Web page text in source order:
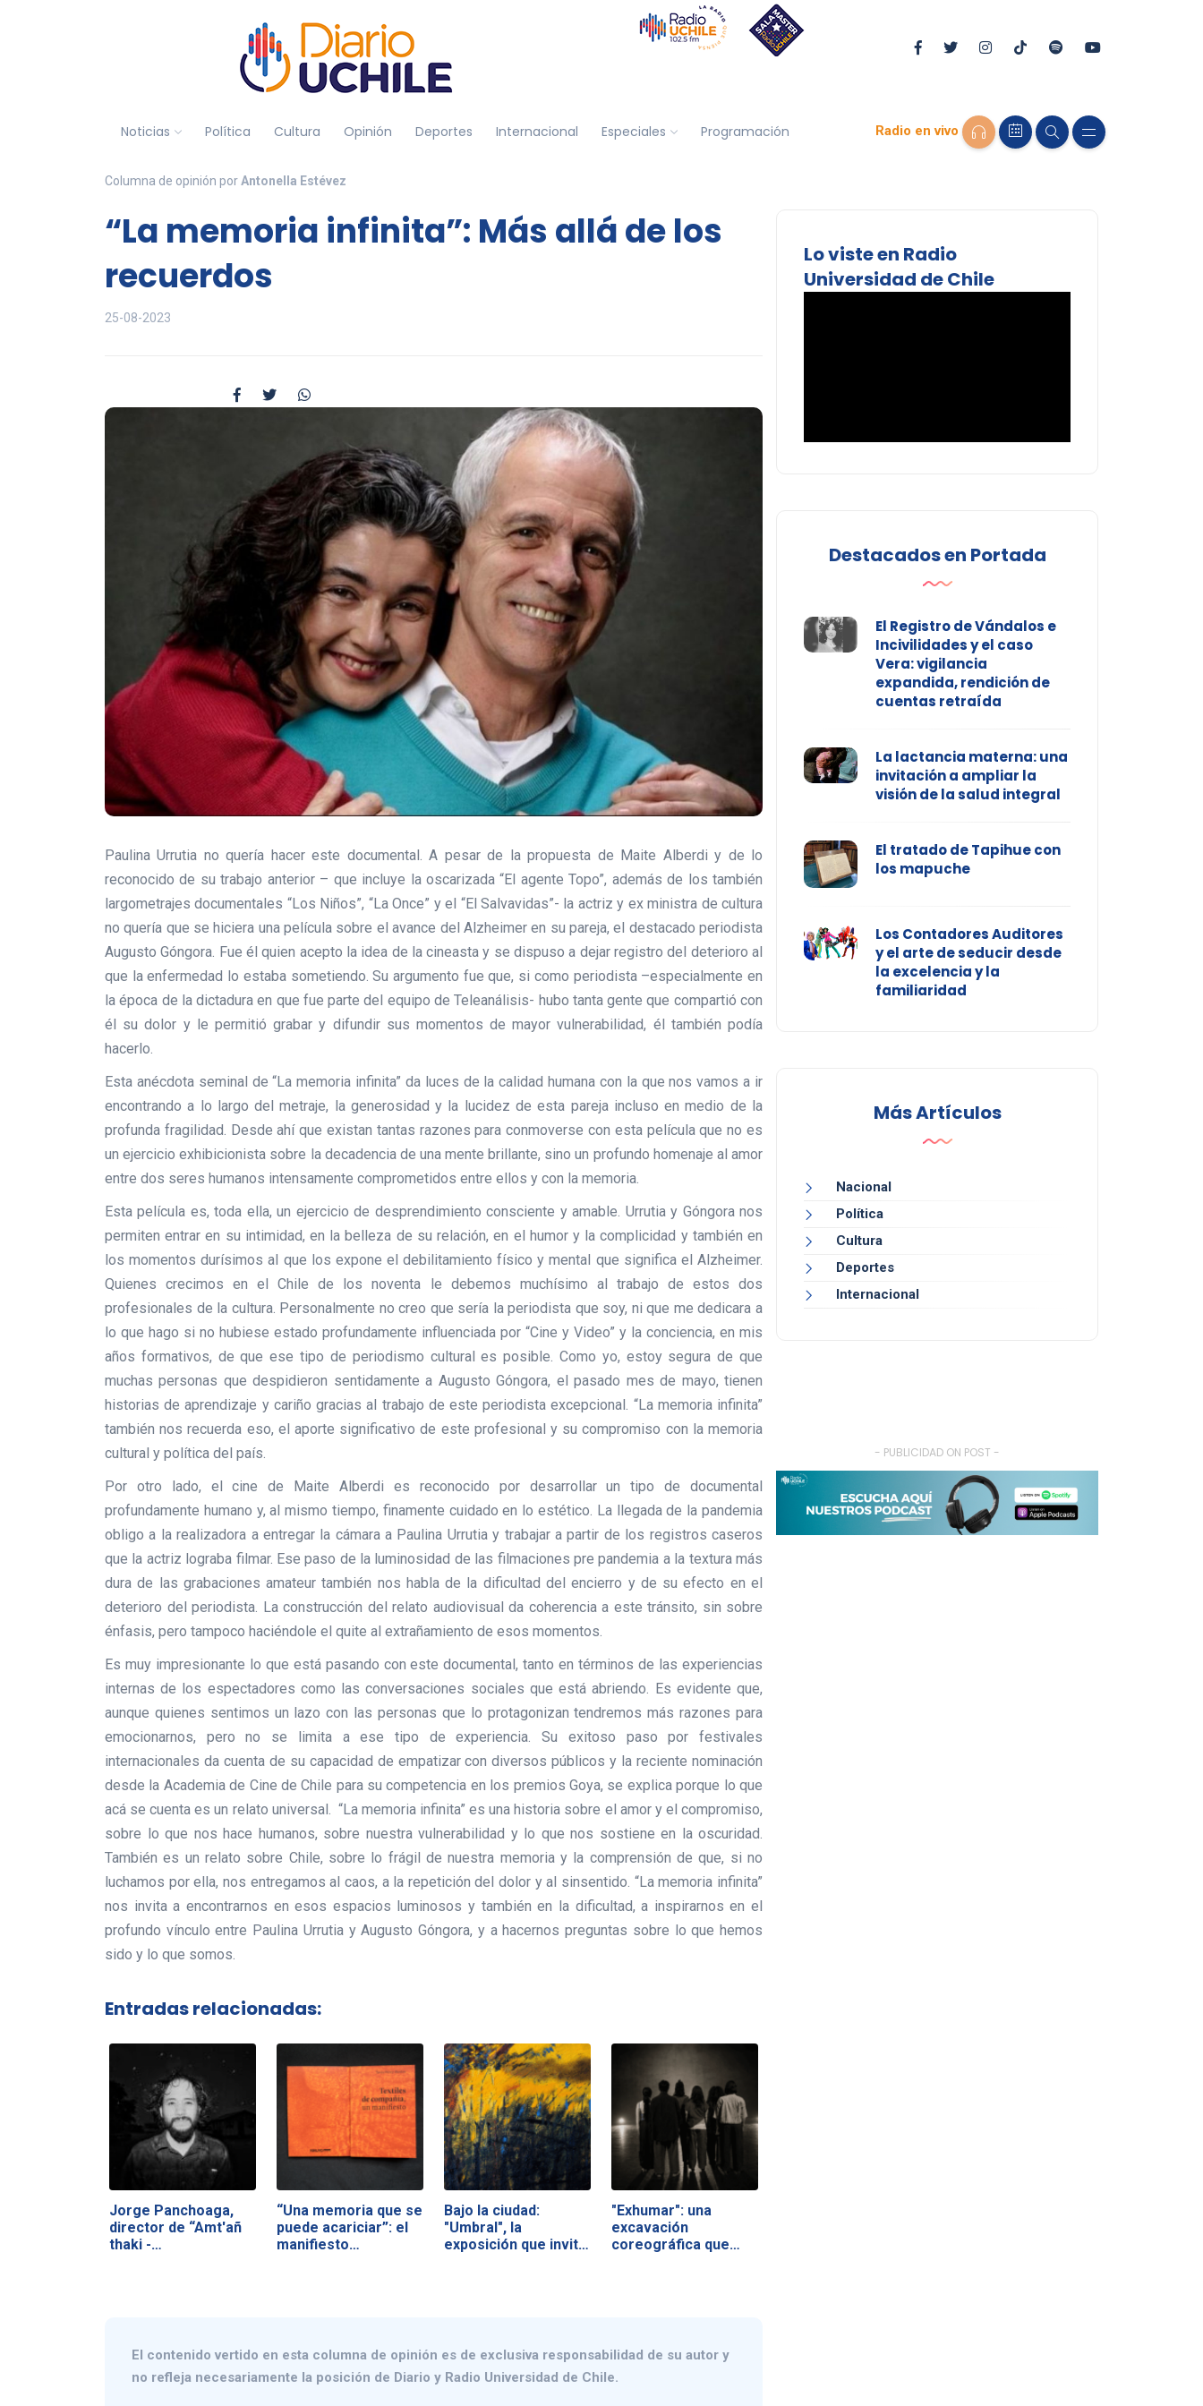
Noticias Política Cultura Opinión Deportes Internacional Especiales Programación Radio en vivo
Columna de opinión porAntonella Estévez
“La memoria infinita”: Más allá de los
recuerdos
25-08-2023
Paulina Urrutia no quería hacer este documental. A pesar de la propuesta de Maite Alberdi y de lo
reconocido de su trabajo anterior – que incluye la oscarizada “El agente Topo”, además de los también
largometrajes documentales “Los Niños”, “La Once” y el “El Salvavidas”- la actriz y ex ministra de cultura
no quería que se hiciera una película sobre el avance del Alzheimer en su pareja, el destacado periodista
Augusto Góngora. Fue él quien acepto la idea de la cineasta y se dispuso a dejar registro del deterioro al
que la enfermedad lo estaba sometiendo. Su argumento fue que, si como periodista –especialmente en
la época de la dictadura en que fue parte del equipo de Teleanálisis- hubo tanta gente que compartió con
él su dolor y le permitió grabar y difundir sus momentos de mayor vulnerabilidad, él también podía
hacerlo.
Esta anécdota seminal de “La memoria infinita” da luces de la calidad humana con la que nos vamos a ir
encontrando a lo largo del metraje, la generosidad y la lucidez de esta pareja incluso en medio de la
profunda fragilidad. Desde ahí que existan tantas razones para conmoverse con esta película que no es
un ejercicio exhibicionista sobre la decadencia de una mente brillante, sino un profundo homenaje al amor
entre dos seres humanos intensamente comprometidos entre ellos y con la memoria.
Esta película es, toda ella, un ejercicio de desprendimiento consciente y amable. Urrutia y Góngora nos
permiten entrar en su intimidad, en la belleza de su relación, en el humor y la complicidad y también en
los momentos durísimos al que los expone el debilitamiento físico y mental que significa el Alzheimer.
Quienes crecimos en el Chile de los noventa le debemos muchísimo al trabajo de estos dos
profesionales de la cultura. Personalmente no creo que sería la periodista que soy, ni que me dedicara a
lo que hago si no hubiese estado profundamente influenciada por “Cine y Video” y la conciencia, en mis
años formativos, de que ese tipo de periodismo cultural es posible. Como yo, estoy segura de que
muchas personas que despidieron sentidamente a Augusto Góngora, el pasado mes de mayo, tienen
historias de aprendizaje y cariño gracias al trabajo de este periodista excepcional. “La memoria infinita”
también nos recuerda eso, el aporte significativo de este profesional y su compromiso con la memoria
cultural y política del país.
Por otro lado, el cine de Maite Alberdi es reconocido por desarrollar un tipo de documental
profundamente humano y, al mismo tiempo, finamente cuidado en lo estético. La llegada de la pandemia
obligo a la realizadora a entregar la cámara a Paulina Urrutia y trabajar a partir de los registros caseros
que la actriz lograba filmar. Ese paso de la luminosidad de las filmaciones pre pandemia a la textura más
dura de las grabaciones amateur también nos habla de la dificultad del encierro y de su efecto en el
deterioro del periodista. La construcción del relato audiovisual da coherencia a este tránsito, sin sobre
énfasis, pero tampoco haciéndole el quite al extrañamiento de esos momentos.
Es muy impresionante lo que está pasando con este documental, tanto en términos de las experiencias
internas de los espectadores como las conversaciones sociales que está abriendo. Es evidente que,
aunque quienes sentimos un lazo con las personas que lo protagonizan tendremos más razones para
emocionarnos, pero no se limita a ese tipo de experiencia. Su exitoso paso por festivales
internacionales da cuenta de su capacidad de empatizar con diversos públicos y la reciente nominación
desde la Academia de Cine de Chile para su competencia en los premios Goya, se explica porque lo que
acá se cuenta es un relato universal. “La memoria infinita” es una historia sobre el amor y el compromiso,
sobre lo que nos hace humanos, sobre nuestra vulnerabilidad y lo que nos sostiene en la oscuridad.
También es un relato sobre Chile, sobre lo frágil de nuestra memoria y la comprensión de que, si no
luchamos por ella, nos entregamos al caos, a la repetición del dolor y al sinsentido. “La memoria infinita”
nos invita a encontrarnos en esos espacios luminosos y también en la dificultad, a inspirarnos en el
profundo vínculo entre Paulina Urrutia y Augusto Góngora, y a hacernos preguntas sobre lo que hemos
sido y lo que somos.
Entradas relacionadas:
Jorge Panchoaga,
director de “Amt'añ
thaki -…
“Una memoria que se
puede acariciar”: el
manifiesto…
Bajo la ciudad:
"Umbral", la
exposición que invita
"Exhumar": una
excavación
coreográfica que
El contenido vertido en esta columna de opinión es de exclusiva responsabilidad de su autor y
no refleja necesariamente la posición de Diario y Radio Universidad de Chile.
Lo viste en Radio
Universidad de Chile
Destacados en Portada
El Registro de Vándalos e
Incivilidades y el caso
Vera: vigilancia
expandida, rendición de
cuentas retraída
La lactancia materna: una
invitación a ampliar la
visión de la salud integral
El tratado de Tapihue con
los mapuche
Los Contadores Auditores
y el arte de seducir desde
la excelencia y la
familiaridad
Más Artículos
Nacional
Política
Cultura
Deportes
Internacional
- PUBLICIDAD ON POST -